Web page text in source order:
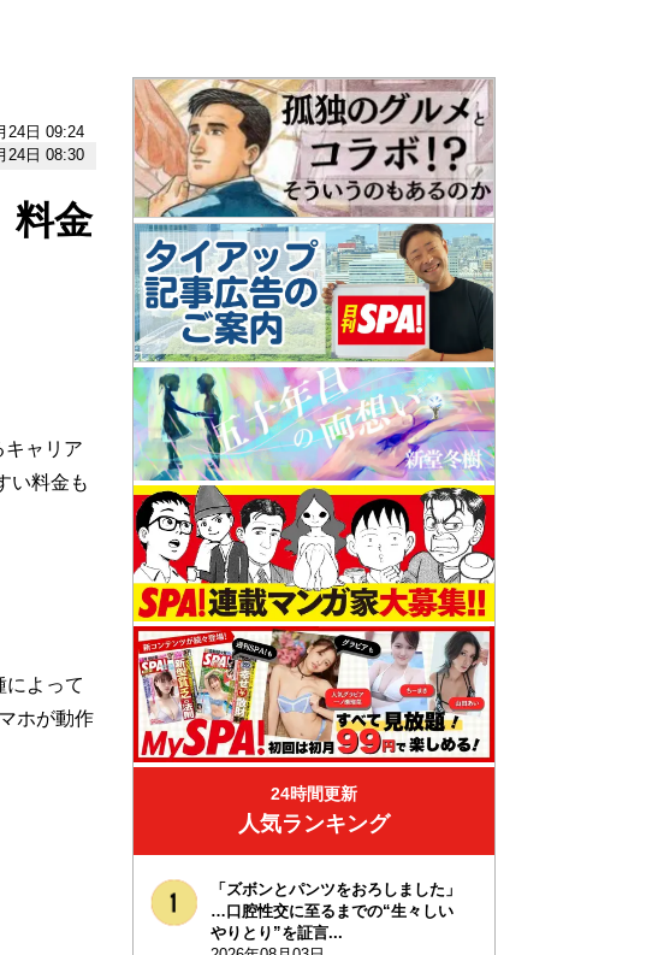
24日 09:24
24日 08:30
料金
キャリア
い料金も
によって
ホが動作
24時間更新
人気ランキング
「ズボンとパンツをおろしました」
…口腔性交に至るまでの“生々しい
やりとり”を証言...